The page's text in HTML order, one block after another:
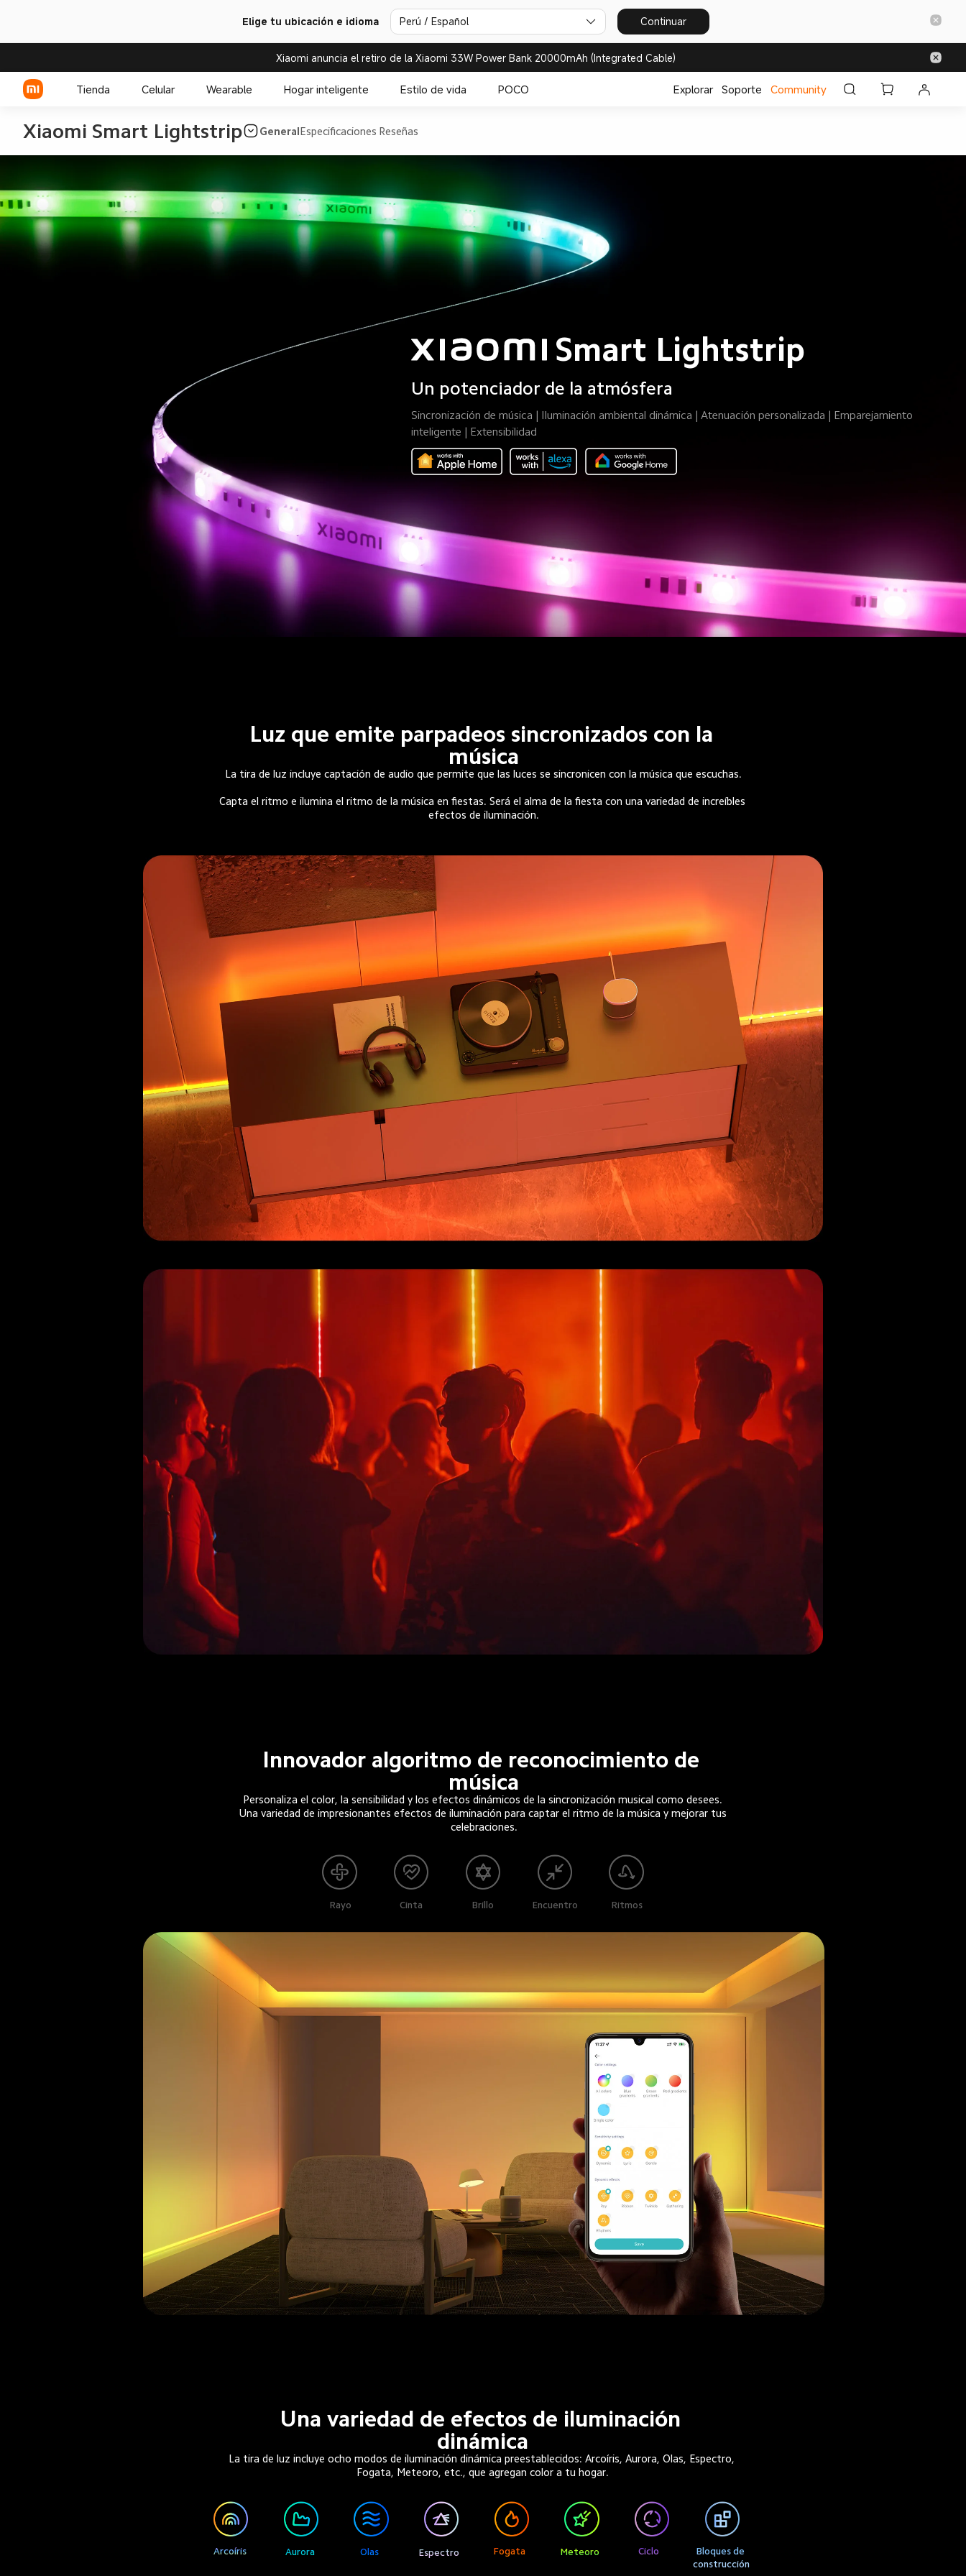
Elige tu ubicación e idioma Perú / Español Continuar
Xiaomi anuncia el retiro de la Xiaomi 33W Power Bank 20000mAh (Integrated Cable)
Tienda Celular
Serie REDMI
Celulares POCO
Wearable
Audífono
Hogar inteligente Estilo de vida POCO Explorar Soporte Community
Xiaomi Smart Lightstrip GeneralEspecificaciones Reseñas
Smart Lightstrip
Un potenciador de la atmósfera
Sincronización de música | Iluminación ambiental dinámica | Atenuación personalizada | Emparejamiento
inteligente | Extensibilidad
Luz que emite parpadeos sincronizados con la
música
La tira de luz incluye captación de audio que permite que las luces se sincronicen con la música que escuchas.
Capta el ritmo e ilumina el ritmo de la música en fiestas. Será el alma de la fiesta con una variedad de increíbles
efectos de iluminación.
Innovador algoritmo de reconocimiento de
música
Personaliza el color, la sensibilidad y los efectos dinámicos de la sincronización musical como desees.
Una variedad de impresionantes efectos de iluminación para captar el ritmo de la música y mejorar tus
celebraciones.
Rayo Cinta Brillo Encuentro Ritmos
Una variedad de efectos de iluminación
dinámica
La tira de luz incluye ocho modos de iluminación dinámica preestablecidos: Arcoíris, Aurora, Olas, Espectro,
Fogata, Meteoro, etc., que agregan color a tu hogar.
Arcoíris Aurora Olas Espectro Fogata Meteoro Ciclo
Bloques de
construcción